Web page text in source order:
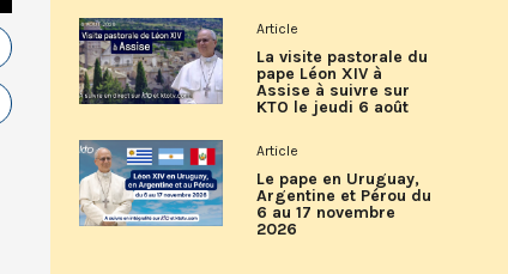
Article
La visite pastorale du
pape Léon XIV à
Assise à suivre sur
KTO le jeudi 6 août
Article
Le pape en Uruguay,
Argentine et Pérou du
6 au 17 novembre
2026